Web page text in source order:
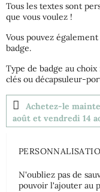
Tous les textes sont
que vous voulez !
Vous pouvez
badge.
Type de badge au
clés ou décapsuleur-
Achetez-le
août et vendredi 14
N'oubliez pas de
pouvoir l'ajouter au